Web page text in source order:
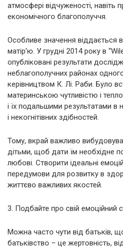
атмосфері відчуженості, навіть
економічного благополуччя.
Особливе значення віддається
матір’ю. У грудні 2014 року в
опубліковані результати
неблагополучних районах
керівництвом К. Лі. Раби. Було
материнською чутливістю і
і їх подальшими результатами в
і некогнітівних здібностей.
Тому, вкрай важливо
дітьми, щоб дати їм необхідне
любові. Створити ідеальні
передумови для розвитку в
життєво важливих якостей.
3. Подбайте про свій емоційний
Можна часто чути від батьків,
батьківство – це жертовність,